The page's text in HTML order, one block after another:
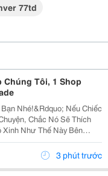
77td
Chúng Tôi, 1 Shop
Nếu Chiếc
Chắc Nó Sẽ Thích
Xinh Như Thế Này Bên
Tuần, Em Móc Khóa Gấu
3 phút trước